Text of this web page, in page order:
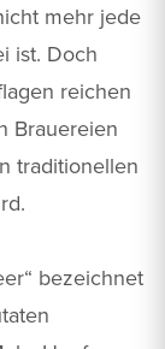
mehr jede
ist. Doch
reichen
Brauereien
traditionellen
bezeichnet